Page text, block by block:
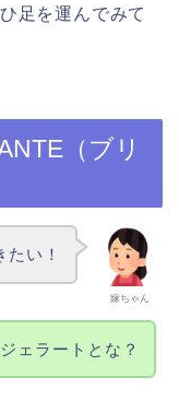
足を運んでみて
（ブリ
嫁ちゃん
い！
ェラートとな？